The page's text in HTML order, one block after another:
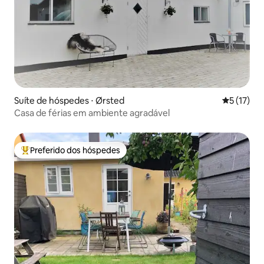
Suíte de hóspedes ⋅ Ørsted 5 de uma
5 (17)
Casa de férias em ambiente agradável
Entre os melhores preferidos dos hóspedes
Preferido dos hóspedes